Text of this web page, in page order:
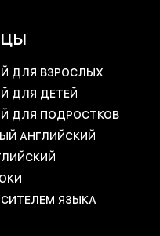
ДЛЯ ВЗРОСЛЫХ
ДЛЯ ДЕТЕЙ
ДЛЯ ПОДРОСТКОВ
АНГЛИЙСКИЙ
ЯЗЫКА